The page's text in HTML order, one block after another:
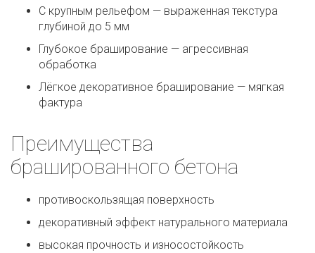
С крупным рельефом — выраженная текстура
глубиной до 5 мм
Глубокое браширование — агрессивная
обработка
Лёгкое декоративное браширование — мягкая
фактура
Преимущества
брашированного бетона
противоскользящая поверхность
декоративный эффект натурального материала
высокая прочность и износостойкость